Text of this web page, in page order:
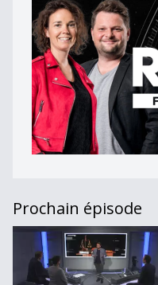
Prochain épisode
Journal du 17 mars 2021